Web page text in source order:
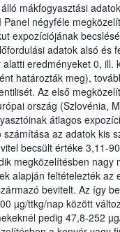
mákfogyasztási
Panel négyféle
expozíciójának
adatok alsó és
eredményeket 0, ill.
határozták meg),
Az első
ország (Szlovénia,
átlagos
számítása az adatok kis
becsült értéke 3,11-
megközelítésben nagy
alapján feltételezték az
bevitelt. Az így
µg/ttkg/nap között
pedig 47,8-252